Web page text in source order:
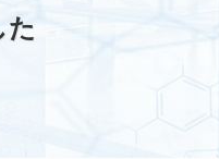
た